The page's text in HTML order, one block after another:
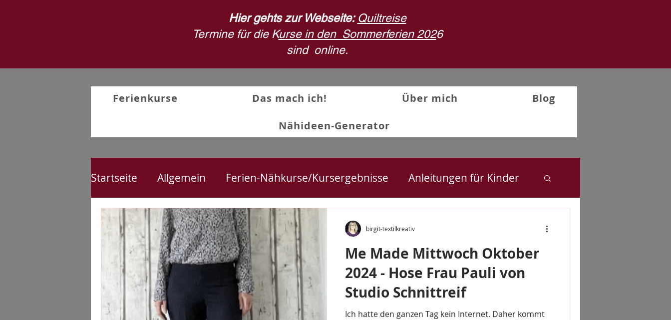
Hier gehts zur Webseite:Quiltreise
Termine für die Kurse in den Sommerferien 2026
sind online.
Ferienkurse Das mach ich! Über mich Blog
Nähideen-Generator
Startseite Allgemein Ferien-Nähkurse/Kursergebnisse Anleitungen für Kinder
Nähen Kreativprojekte Textilkunst und Quilts
Me Made Mittwoch Oktober
2024 - Hose Frau Pauli von
Studio Schnittreif
Ich hatte den ganzen Tag kein Internet. Daher kommt
birgit-textilkreativ